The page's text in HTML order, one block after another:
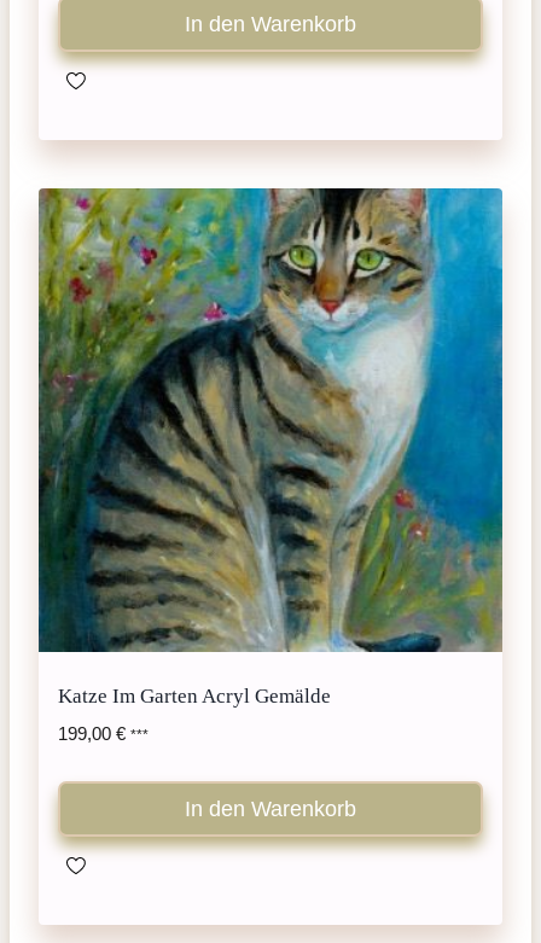
In den Warenkorb
Katze Im Garten Acryl Gemälde
199,00 € ***
In den Warenkorb